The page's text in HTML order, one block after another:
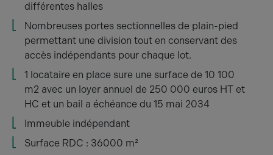
différentes halles
Nombreuses portes sectionnelles de plain-pied
permettant une division tout en conservant des
accès indépendants pour chaque lot.
1 locataire en place sure une surface de 10 100
m2 avec un loyer annuel de 250 000 euros HT et
HC et un bail a échéance du 15 mai 2034
Immeuble indépendant
Surface RDC : 36000 m²